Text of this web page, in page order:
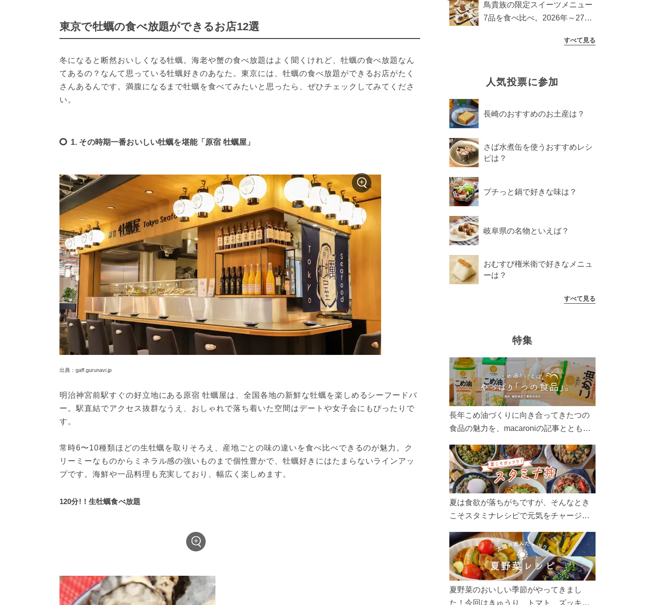
東京で牡蠣の食べ放題ができるお店12選
冬になると断然おいしくなる牡蠣。海老や蟹の食べ放題はよく聞くけれど、牡蠣の食べ放題なん
てあるの？なんて思っている牡蠣好きのあなた。東京には、牡蠣の食べ放題ができるお店がたく
さんあるんです。満腹になるまで牡蠣を食べてみたいと思ったら、ぜひチェックしてみてくださ
い。
1. その時期一番おいしい牡蠣を堪能「原宿 牡蠣屋」
出典：gaff.gurunavi.jp
明治神宮前駅すぐの好立地にある原宿 牡蠣屋は、全国各地の新鮮な牡蠣を楽しめるシーフードバ
ー。駅直結でアクセス抜群なうえ、おしゃれで落ち着いた空間はデートや女子会にもぴったりで
す。
常時6〜10種類ほどの生牡蠣を取りそろえ、産地ごとの味の違いを食べ比べできるのが魅力。ク
リーミーなものからミネラル感の強いものまで個性豊かで、牡蠣好きにはたまらないラインアッ
プです。海鮮や一品料理も充実しており、幅広く楽しめます。
120分!！生牡蠣食べ放題
ストラン
鳥貴族の限定スイーツメニュー
7品を食べ比べ。2026年～27年
すべて見る
人気投票に参加
長崎のおすすめのお土産は？
さば水煮缶を使うおすすめレシ
ピは？
プチっと鍋で好きな味は？
岐阜県の名物といえば？
おむすび権米衛で好きなメニュ
ーは？
すべて見る
特集
長年こめ油づくりに向き合ってきたつの
食品の魅力を、macaroniの記事とともに
ん、製造現場や品質へのこだわりまで。
こめ油をもっと好きになるコンテンツを
ぜひお楽しみください。
夏は食欲が落ちがちですが、そんなとき
こそスタミナレシピで元気をチャージ！
リ食べて、夏バテを吹き飛ばしましょ
う！
夏野菜のおいしい季節がやってきまし
た！今回はきゅうり、トマト、ズッキー